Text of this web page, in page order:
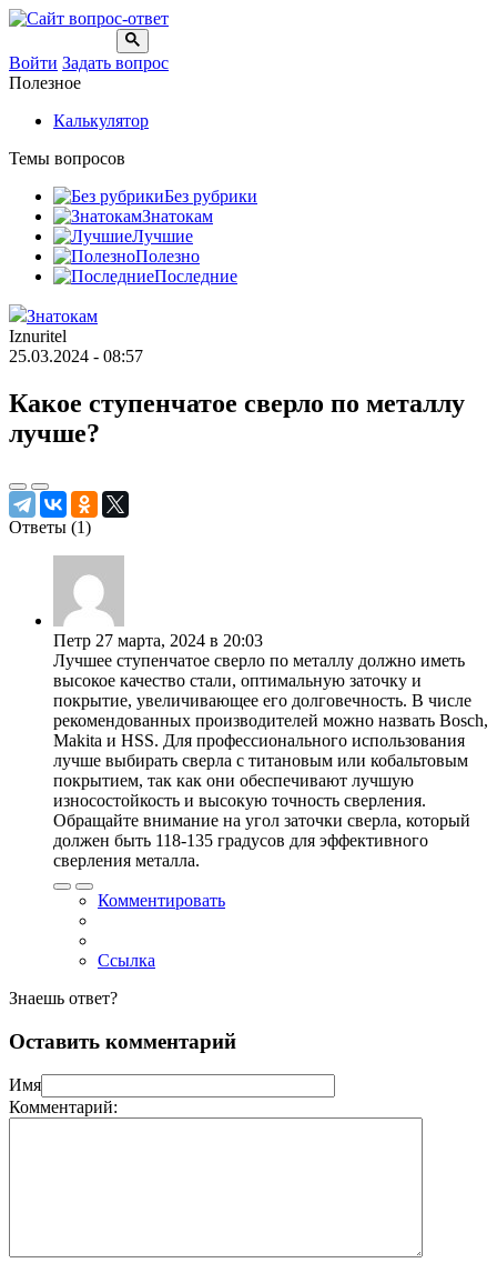
Войти Задать вопрос
Полезное
Калькулятор
Темы вопросов
Без рубрики
Знатокам
Лучшие
Полезно
Последние
Знатокам
Iznuritel
25.03.2024 - 08:57
Какое ступенчатое сверло по металлу
лучше?
Ответы (1)
Петр 27 марта, 2024 в 20:03
Лучшее ступенчатое сверло по металлу должно иметь
высокое качество стали, оптимальную заточку и
покрытие, увеличивающее его долговечность. В числе
рекомендованных производителей можно назвать Bosch,
Makita и HSS. Для профессионального использования
лучше выбирать сверла с титановым или кобальтовым
покрытием, так как они обеспечивают лучшую
износостойкость и высокую точность сверления.
Обращайте внимание на угол заточки сверла, который
должен быть 118-135 градусов для эффективного
сверления металла.
Комментировать
Ссылка
Знаешь ответ?
Оставить комментарий
Имя
Комментарий: